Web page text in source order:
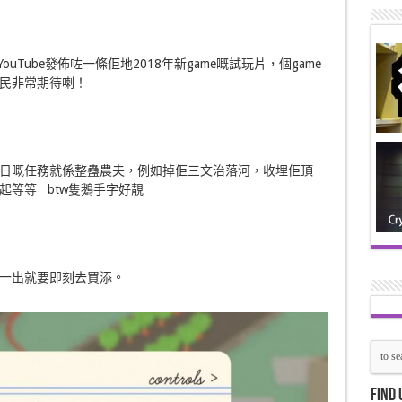
發佈咗一條佢地2018年新game嘅試玩片，個game
非常期待喇！
嘅任務就係整蠱農夫，例如掉佢三文治落河，收埋佢頂
等等 btw隻鵝手字好靚
出就要即刻去買添。
Find